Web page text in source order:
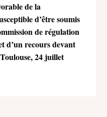
de la
d’être soumis
de régulation
d’un recours devant
24 juillet